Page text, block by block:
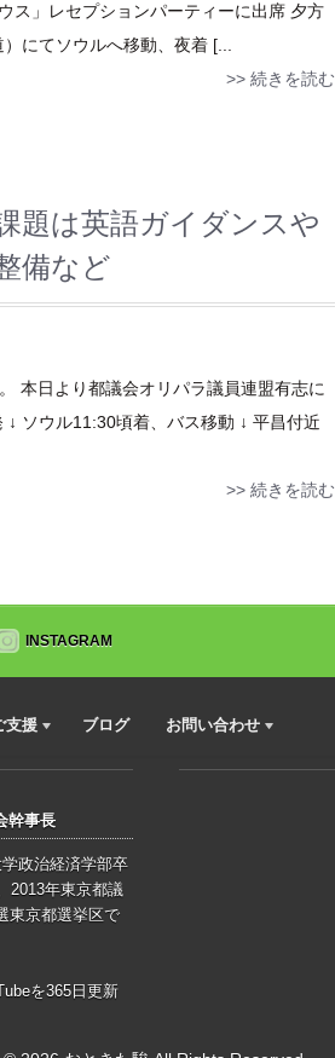
ス」レセプションパーティーに出席 夕方
にてソウルへ移動、夜着 [...
>> 続きを読む
題は英語ガイダンスや
備など
本日より都議会オリパラ議員連盟有志に
ソウル11:30頃着、バス移動 ↓ 平昌付近
>> 続きを読む
INSTAGRAM
支援 ブログ お問い合わせ
幹事長
政治経済学部卒
2013年東京都議
東京都選挙区で
を365日更新